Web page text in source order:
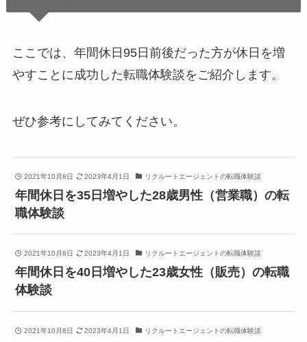
ここでは、年間休日95日前後だった方が休日を増
やすことに成功した転職体験談をご紹介します。
ぜひ参考にしてみてください。
2021年10月8日 2023年4月1日 リクルートエージェントの転職体験談
年間休日を35日増やした28歳男性（営業職）の転
職体験談
2021年10月8日 2023年4月1日 リクルートエージェントの転職体験談
年間休日を40日増やした23歳女性（販売）の転職
体験談
2021年10月8日 2023年4月1日 リクルートエージェントの転職体験談